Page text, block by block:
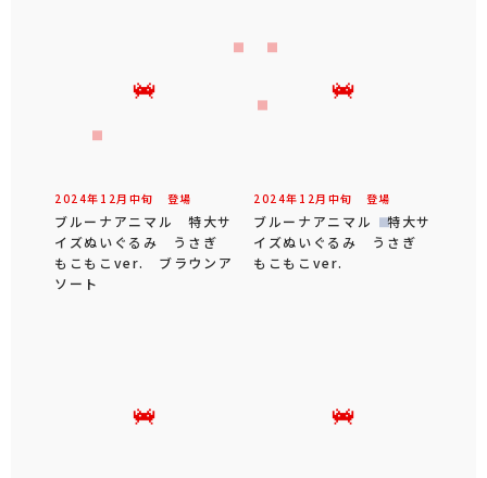
2024年 12 月 中旬 登場
ブルーナアニマル 特大サ
イズぬいぐるみ うさぎ
もこもこver. ブラウンア
ソート
2024年 12 月 中旬 登場
ブルーナアニマル 特大サ
イズぬいぐるみ うさぎ
もこもこver.